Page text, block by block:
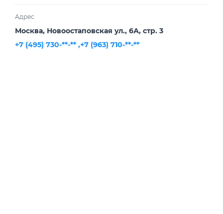
Адрес
Москва, Новоостаповская ул., 6А, стр. 3
+7 (495) 730-**-** ,+7 (963) 710-**-**